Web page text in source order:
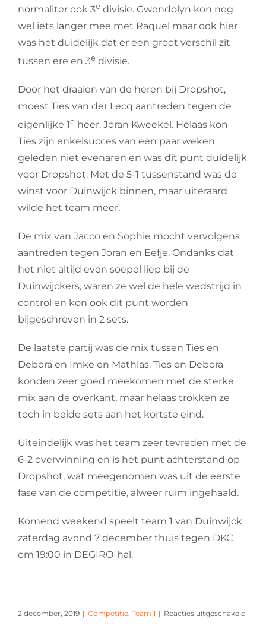
normaliter ook 3e divisie. Gwendolyn kon nog
wel iets langer mee met Raquel maar ook hier
was het duidelijk dat er een groot verschil zit
tussen ere en 3e divisie.
Door het draaien van de heren bij Dropshot,
moest Ties van der Lecq aantreden tegen de
eigenlijke 1e heer, Joran Kweekel. Helaas kon
Ties zijn enkelsucces van een paar weken
geleden niet evenaren en was dit punt duidelijk
voor Dropshot. Met de 5-1 tussenstand was de
winst voor Duinwijck binnen, maar uiteraard
wilde het team meer.
De mix van Jacco en Sophie mocht vervolgens
aantreden tegen Joran en Eefje. Ondanks dat
het niet altijd even soepel liep bij de
Duinwijckers, waren ze wel de hele wedstrijd in
control en kon ook dit punt worden
bijgeschreven in 2 sets.
De laatste partij was de mix tussen Ties en
Debora en Imke en Mathias. Ties en Debora
konden zeer goed meekomen met de sterke
mix aan de overkant, maar helaas trokken ze
toch in beide sets aan het kortste eind.
Uiteindelijk was het team zeer tevreden met de
6-2 overwinning en is het punt achterstand op
Dropshot, wat meegenomen was uit de eerste
fase van de competitie, alweer ruim ingehaald.
Komend weekend speelt team 1 van Duinwijck
zaterdag avond 7 december thuis tegen DKC
om 19:00 in DEGIRO-hal.
2 december, 2019 | Competitie, Team 1 | Reacties uitgeschakeld